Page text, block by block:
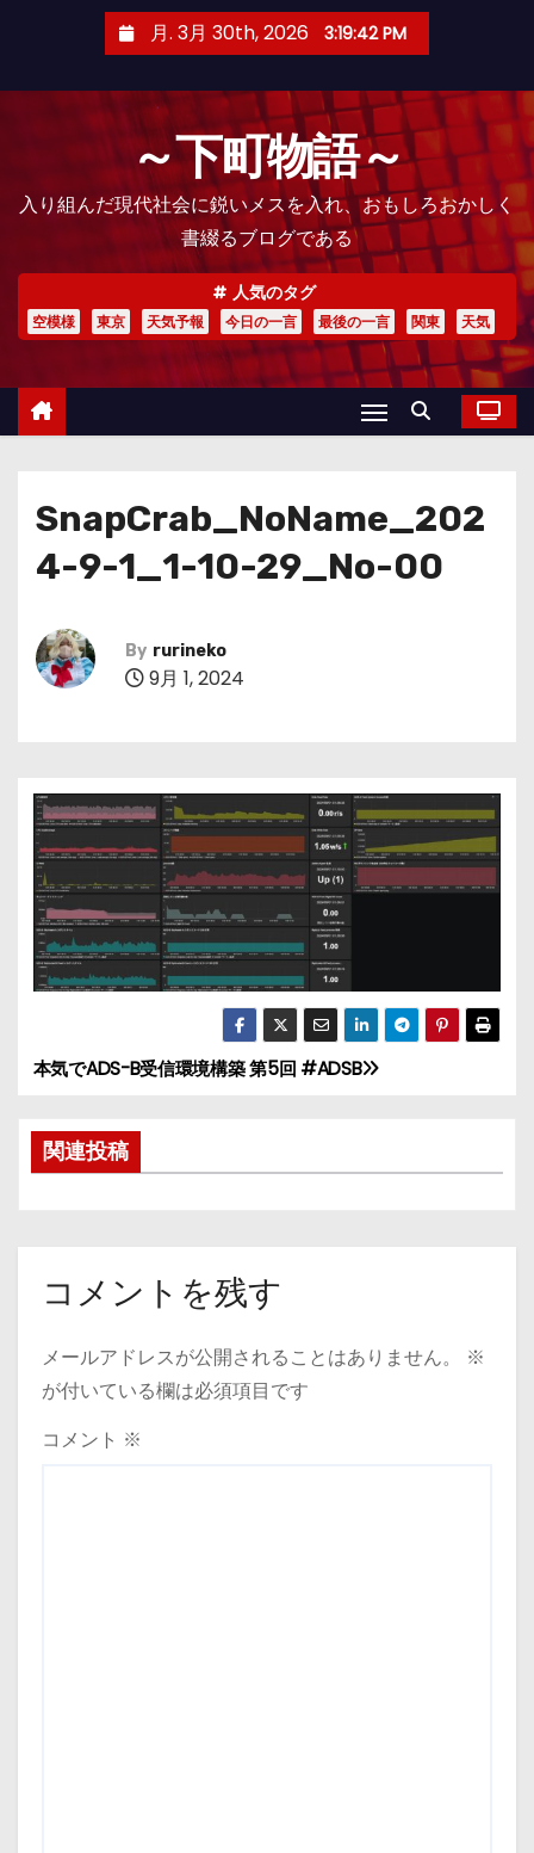
月. 3月 30th, 2026 3:19:43 PM
～下町物語～
入り組んだ現代社会に鋭いメスを入れ、おもしろおかしく
書綴るブログである
人気のタグ
空模様 東京 天気予報 今日の一言 最後の一言 関東 天気
SnapCrab_NoName_202
4-9-1_1-10-29_No-00
By rurineko
9月 1, 2024
投
稿
ナ
ゲ
シ
ョ
本気でADS-B受信環境構築 第5回 #ADSB
関連投稿
コメントを残す
メールアドレスが公開されることはありません。
※
が付いている欄は必須項目です
コメント ※